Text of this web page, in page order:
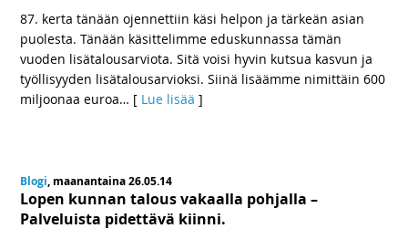
87. kerta tänään ojennettiin käsi helpon ja tärkeän asian
puolesta. Tänään käsittelimme eduskunnassa tämän
vuoden lisätalousarviota. Sitä voisi hyvin kutsua kasvun ja
työllisyyden lisätalousarvioksi. Siinä lisäämme nimittäin 600
miljoonaa euroa… [ Lue lisää ]
Blogi, maanantaina 26.05.14
Lopen kunnan talous vakaalla pohjalla –
Palveluista pidettävä kiinni.